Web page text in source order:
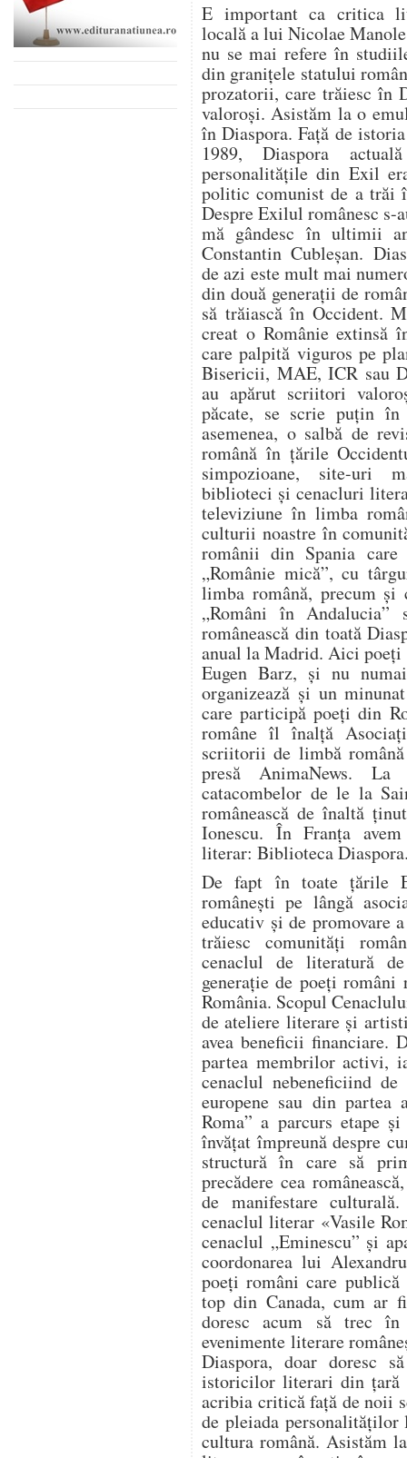
E important ca critica
locală a lui Nicolae
nu se mai refere în
din granițele statului
prozatorii, care trăiesc în
valoroși. Asistăm la o
în Diaspora. Față de
1989, Diaspora
personalitățile din Exil
politic comunist de a trăi
Despre Exilul românesc s-
mă gândesc în ultimii
Constantin Cubleșan.
de azi este mult mai
din două generații de
să trăiască în Occident.
creat o Românie extinsă
care palpită viguros pe
Bisericii, MAE, ICR sau
au apărut scriitori
păcate, se scrie puțin
asemenea, o salbă de
română în țările
simpozioane, site-uri
biblioteci și cenacluri
televiziune în limba
culturii noastre în
românii din Spania
„Românie mică”, cu
limba română, precum și
„Români în
românească din toată
anual la Madrid. Aici
Eugen Barz, și nu
organizează și un
care participă poeți din
române îl înalță
scriitorii de limbă
presă AnimaNews.
catacombelor de le la
românească de înaltă
Ionescu. În Franța
literar: Biblioteca
De fapt în toate țările
românești pe lângă
educativ și de promovare
trăiesc comunități
cenaclul de literatură
generație de poeți
România. Scopul
de ateliere literare şi
avea beneficii financiare.
partea membrilor activi,
cenaclul nebeneficiind de
europene sau din partea
Roma” a parcurs etape
învăţat împreună despre
structură în care să
precădere cea
de manifestare
cenaclul literar «Vasile
cenaclul „Eminescu” și
coordonarea lui
poeți români care
top din Canada, cum ar
doresc acum să trec
evenimente literare
Diaspora, doar doresc
istoricilor literari din țară
acribia critică față de noii
de pleiada
cultura română. Asistăm